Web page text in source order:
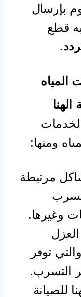
بإرسال
قطع
المياه
ومنها:
مرتبطة
تسرب
وغيرها.
توفر
التسرب.
للصيانة